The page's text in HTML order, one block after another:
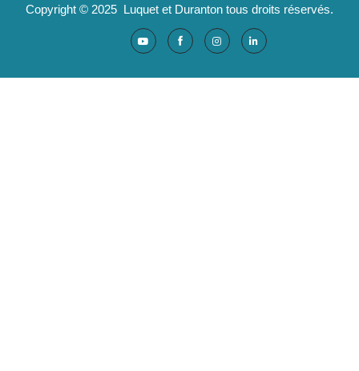
Copyright © 2025 Luquet et Duranton tous droits réservés.